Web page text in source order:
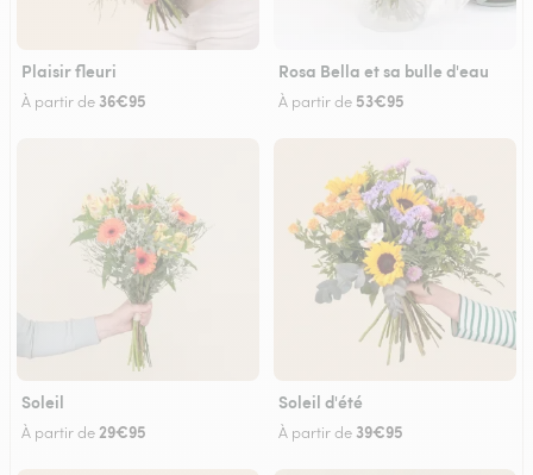
Plaisir fleuri
À partir de 36€95
Rosa Bella et sa bulle d'eau
À partir de 53€95
Soleil
À partir de29€95
Soleil d'été
À partir de 39€95